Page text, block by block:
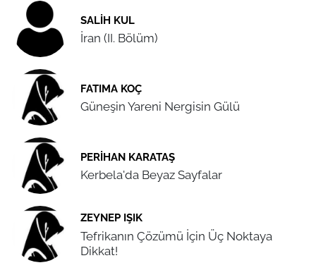
SALIH KUL
İran (II. Bölüm)
FATIMA KOÇ
Güneşin Yareni Nergisin Gülü
PERIHAN KARATAŞ
Kerbela'da Beyaz Sayfalar
ZEYNEP IŞIK
Tefrikanın Çözümü İçin Üç Noktaya
Dikkat!